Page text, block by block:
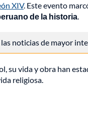
XIV. Este evento
de la historia.
noticias de mayor
su vida y obra han
religiosa.